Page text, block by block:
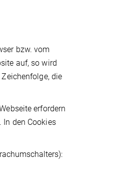
bzw. vom
auf, so wird
die
erfordern
In den Cookies